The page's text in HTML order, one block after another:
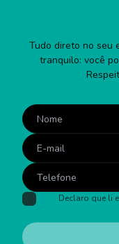
Tudo direto no seu
tranquilo: você
Declaro que li